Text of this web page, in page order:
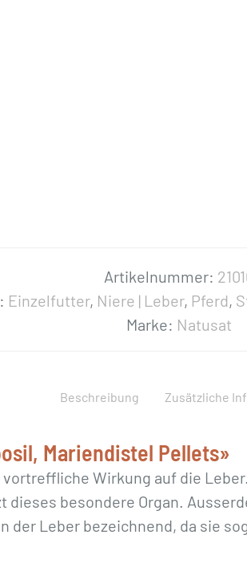
Artikelnummer:
Einzelfutter, Niere | Leber, Pferd,
Marke: Natusat
Beschreibung Zusätzliche
Mariendistel Pellets»
Wirkung auf die
besondere Organ.
der Leber bezeichnend, da sie